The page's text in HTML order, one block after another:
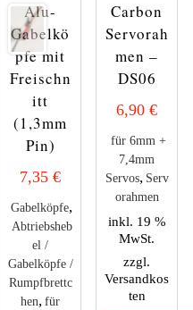
Alu-
Gabelkö
pfe mit
Freischn
itt
(1,3mm
Pin)
7,35€
Gabelköpfe,
Abtriebsheb
el /
Gabelköpfe /
Rumpfbrettc
hen, für
Carbon
Servorah
men –
DS06
6,90€
für 6mm +
7,4mm
Servos, Serv
orahmen
inkl. 19 %
MwSt.
zzgl.
Versandkos
ten